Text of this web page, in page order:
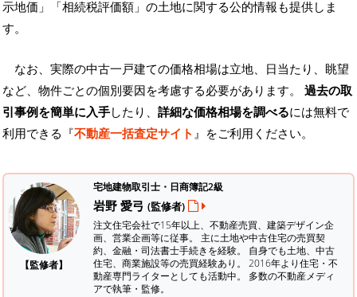
示地価」「相続税評価額」の土地に関する公的情報も提供しま
す。
なお、実際の中古一戸建ての価格相場は立地、日当たり、眺望
など、物件ごとの個別要因を考慮する必要があります。 過去の取
引事例を簡単に入手したり、 詳細な価格相場を調べるには無料で
利用できる『不動産一括査定サイト 』をご利用ください。
【監修者】
宅地建物取引士・日商簿記2級
岩野 愛弓 (監修者)
注文住宅会社で15年以上、不動産売買、建築デザイン企
画、営業企画等に従事。 主に土地や中古住宅の売買契
約、金融・司法書士手続きを経験。 自身でも土地、中古
住宅、商業施設等の売買経験あり。 2016年より住宅・不
動産専門ライターとしても活動中。 多数の不動産メディ
アで執筆・監修。